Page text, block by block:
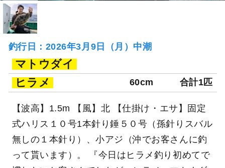
釣行日：2026年3月9日（月）中潮
マトウダイ
ヒラメ
60cm 合計1匹
【波高】1.5m 【風】北 【仕掛け・エサ】固定
式ハリス１０号1本針り錘５０号（孫針りスバル
無しの１本針り）、小アジ（沖でお客さんに釣
って貰います）。 『今日はヒラメ釣り初めてで